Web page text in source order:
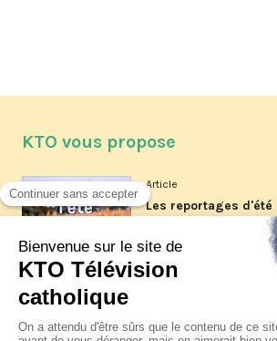
KTO vous propose
Article
Les reportages d'été
Article
La visite pastorale
XIV à Assise à